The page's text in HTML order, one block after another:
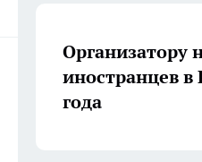
Организатору
иностранцев в
года